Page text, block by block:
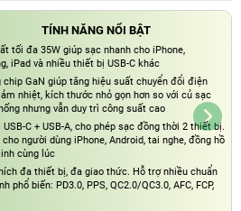
TÍNH NĂNG NỔI BẬT
tối đa 35W giúp sạc nhanh cho iPhone,
iPad và nhiều thiết bị USB-C khác
chip GaN giúp tăng hiệu suất chuyển đổi điện
nhiệt, kích thước nhỏ gọn hơn so với củ sạc
nhưng vẫn duy trì công suất cao
C + USB-A, cho phép sạc đồng thời 2 thiết bị.
cho người dùng iPhone, Android, tai nghe, đồng hồ
cùng lúc
đa thiết bị, đa giao thức. Hỗ trợ nhiều chuẩn
phổ biến: PD3.0, PPS, QC2.0/QC3.0, AFC, FCP,